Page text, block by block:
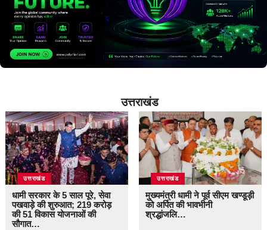
उत्तराखंड
उत्तराखंड
धामी सरकार के 5 साल पूरे, सेवा
पखवाड़े की शुरुआत; 219 करोड़
की 51 विकास योजनाओं की
सौगात…
उत्तराखंड
मुख्यमंत्री धामी ने पूर्व सीएम खण्डूड़ी
को अर्पित की भावभीनी
श्रद्धांजलि…